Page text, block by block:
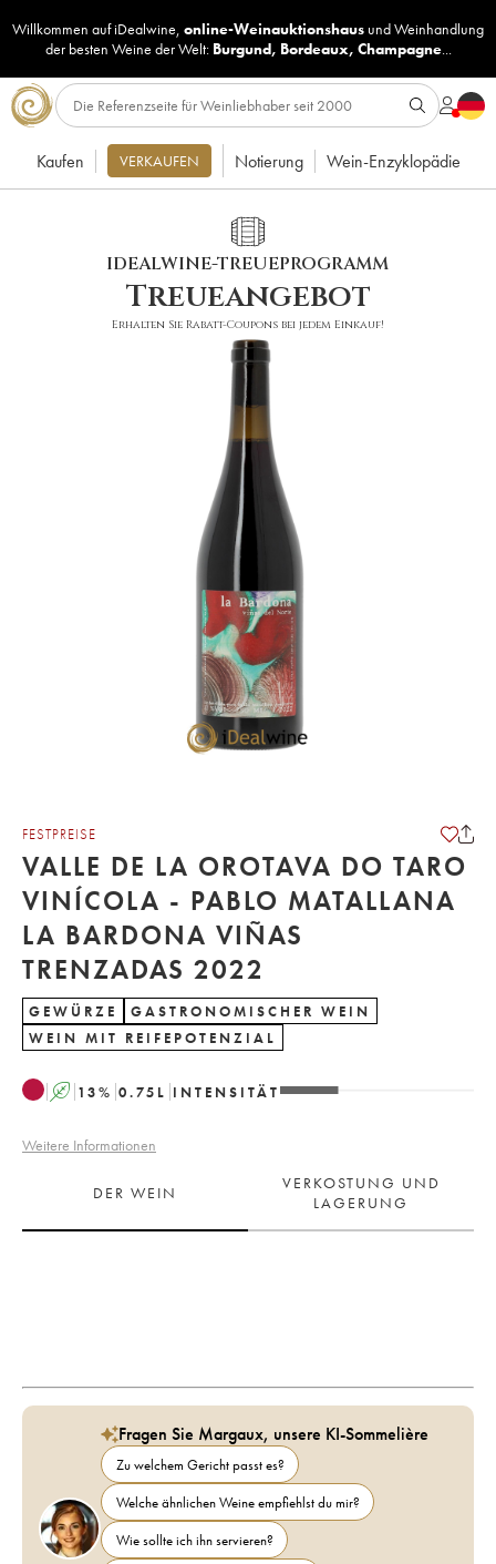
Willkommen auf iDealwine, online-Weinauktionshaus undWeinhandlung
der besten Weine der Welt: Burgund, Bordeaux, Champagne...
Kaufen VERKAUFEN Notierung Wein-Enzyklopädie
IDEALWINE-TREUEPROGRAMM
Treueangebot
Erhalten Sie Rabatt-Coupons bei jedem Einkauf!
FESTPREISE
VALLE DE LA OROTAVA DO TARO
VINÍCOLA - PABLO MATALLANA
LA BARDONA VIÑAS
TRENZADAS 2022
GEWÜRZE
GASTRONOMISCHER WEIN
WEIN MIT REIFEPOTENZIAL
A 13% 0.75 L INTENSITÄT
Weitere Informationen
DER WEIN
VERKOSTUNG UND
LAGERUNG
Fragen Sie Margaux, unsere KI-Sommelière
Zu welchem Gericht passt es?
Welche ähnlichen Weine empfiehlst du mir?
Wie sollte ich ihn servieren?